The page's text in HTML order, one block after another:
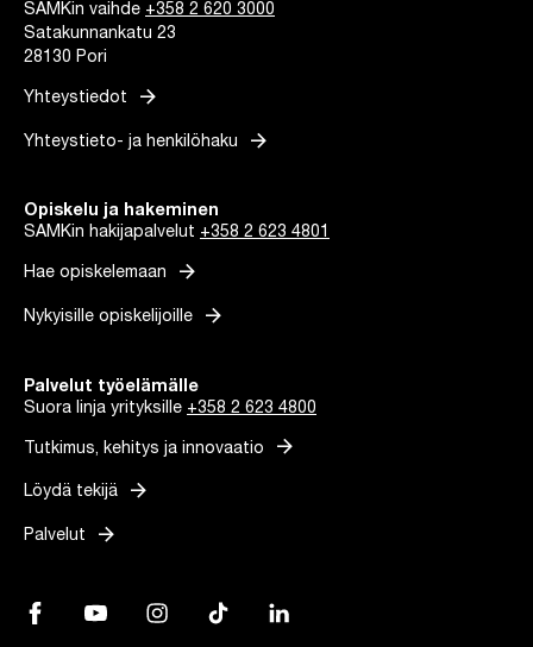
SAMKin vaihde +358 2 620 3000
Satakunnankatu 23
28130 Pori
Yhteystiedot arrow_forward
Yhteystieto- ja henkilöhaku arrow_forward
Opiskelu ja hakeminen
SAMKin hakijapalvelut +358 2 623 4801
Hae opiskelemaan arrow_forward
Nykyisille opiskelijoille arrow_forward
Palvelut työelämälle
Suora linja yrityksille +358 2 623 4800
Tutkimus, kehitys ja innovaatio arrow_forward
Löydä tekijä arrow_forward
Palvelut arrow_forward
Facebook, Linkki avautuu uuteen välilehteen
YouTube, Linkki avautuu uuteen välilehteen
Instagram, Linkki avautuu uuteen välilehteen
TikTok, Linkki avautuu uuteen välilehteen
LinkedIn, Linkki avautuu uuteen